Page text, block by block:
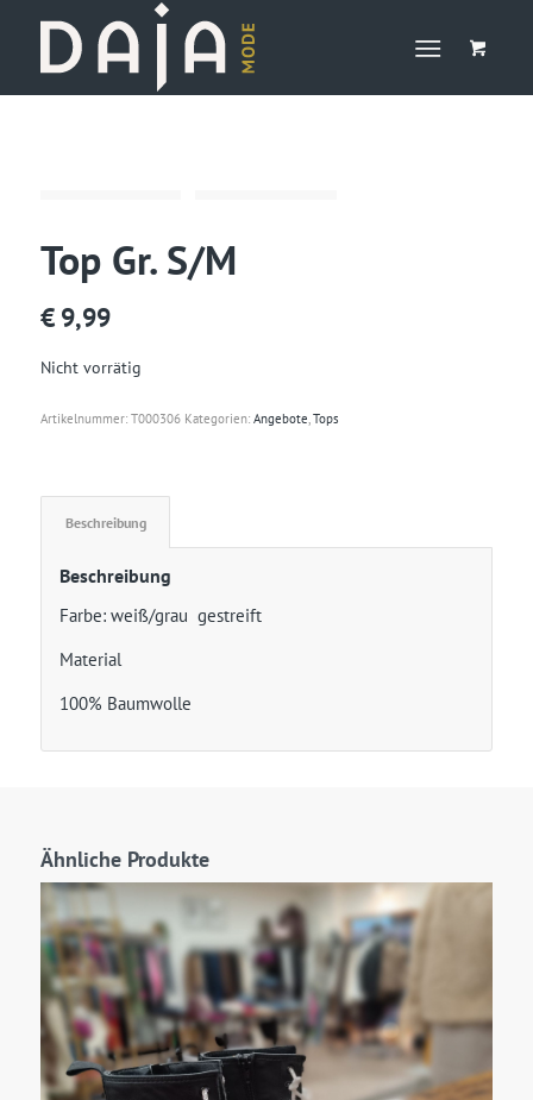
Top Gr. S/M
€ 9,99
Nicht vorrätig
Artikelnummer: T000306 Kategorien: Angebote,Tops
Beschreibung
Beschreibung
Farbe: weiß/grau gestreift
Material
100% Baumwolle
Ähnliche Produkte